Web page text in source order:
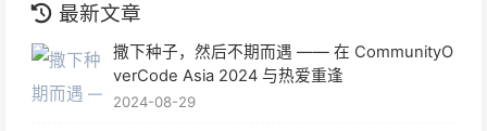
最新文章
撒下种子，然后不期而遇 —— 在 CommunityO
verCode Asia 2024 与热爱重逢
2024-08-29